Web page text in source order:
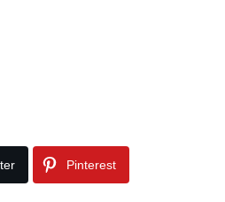
Pinterest